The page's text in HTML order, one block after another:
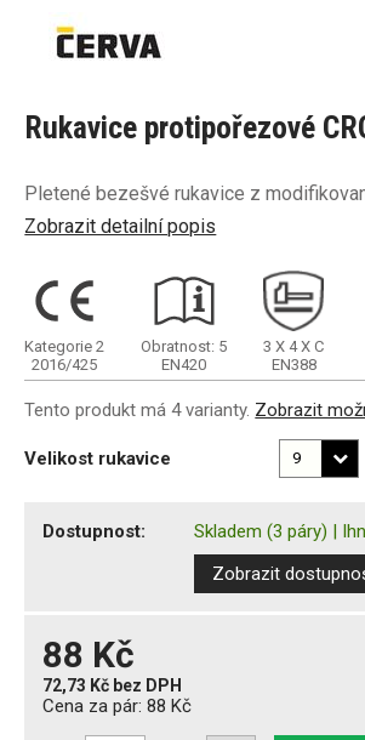
Rukavice protipořezové
Pletené bezešvé rukavice z
Zobrazit detailní popis
Kategorie 2
2016/425
Obratnost: 5
EN420
3X 4XC
EN388
Tento produkt má 4 varianty. Zobrazit
Velikost rukavice
Dostupnost: Skladem (3 páry) |
Zobrazit
88 Kč
72,73 Kč bez DPH
Cena za pár:88 Kč